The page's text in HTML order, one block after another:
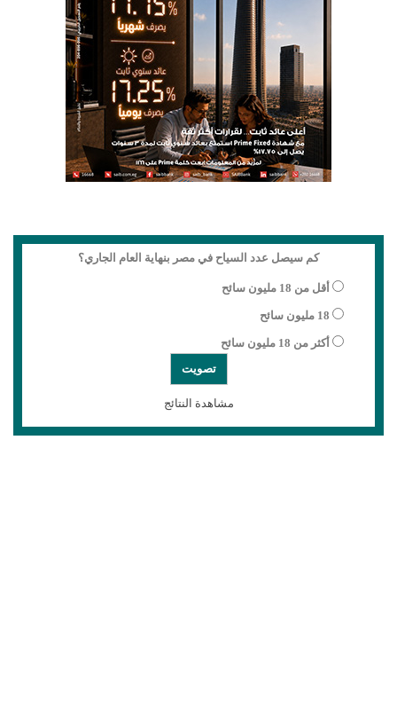
كم سيصل عدد السياح في مصر بنهاية العام الجاري؟
أقل من 18 مليون سائح
18 مليون سائح
أكثر من 18 مليون سائح
مشاهدة النتائج